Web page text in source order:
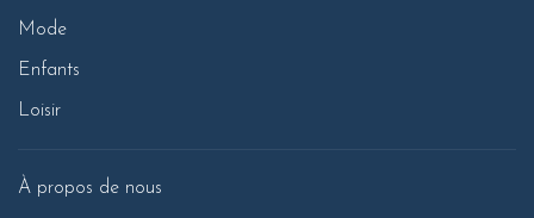
Mode
Enfants
Loisir
À propos de nous